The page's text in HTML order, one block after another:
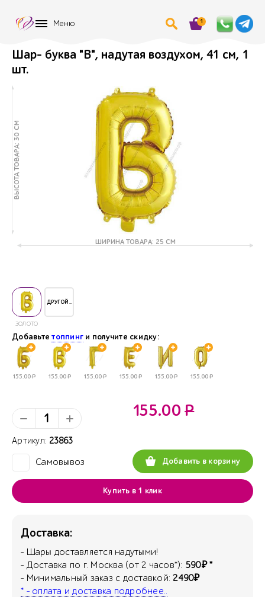
Меню 1
Шар- буква "В", надутая воздухом, 41 см, 1
шт.
ВЫСОТА ТОВАРА: 30 СМ
ШИРИНА ТОВАРА: 25 СМ
ЗОЛОТО
ДРУГОЙ..
Добавьтетоппинг и получите скидку:
155.00Р 155.00Р 155.00Р 155.00Р 155.00Р 155.00Р
Артикул: 23863
Самовывоз
155.00 Р
Добавить в корзину
Купить в 1 клик
Доставка:
- Шары доставляется надутыми!
- Доставка по г. Москва (от 2 часов*): 590₽ *
- Минимальный заказ с доставкой:2490₽
* - оплата и доставка подробнее..